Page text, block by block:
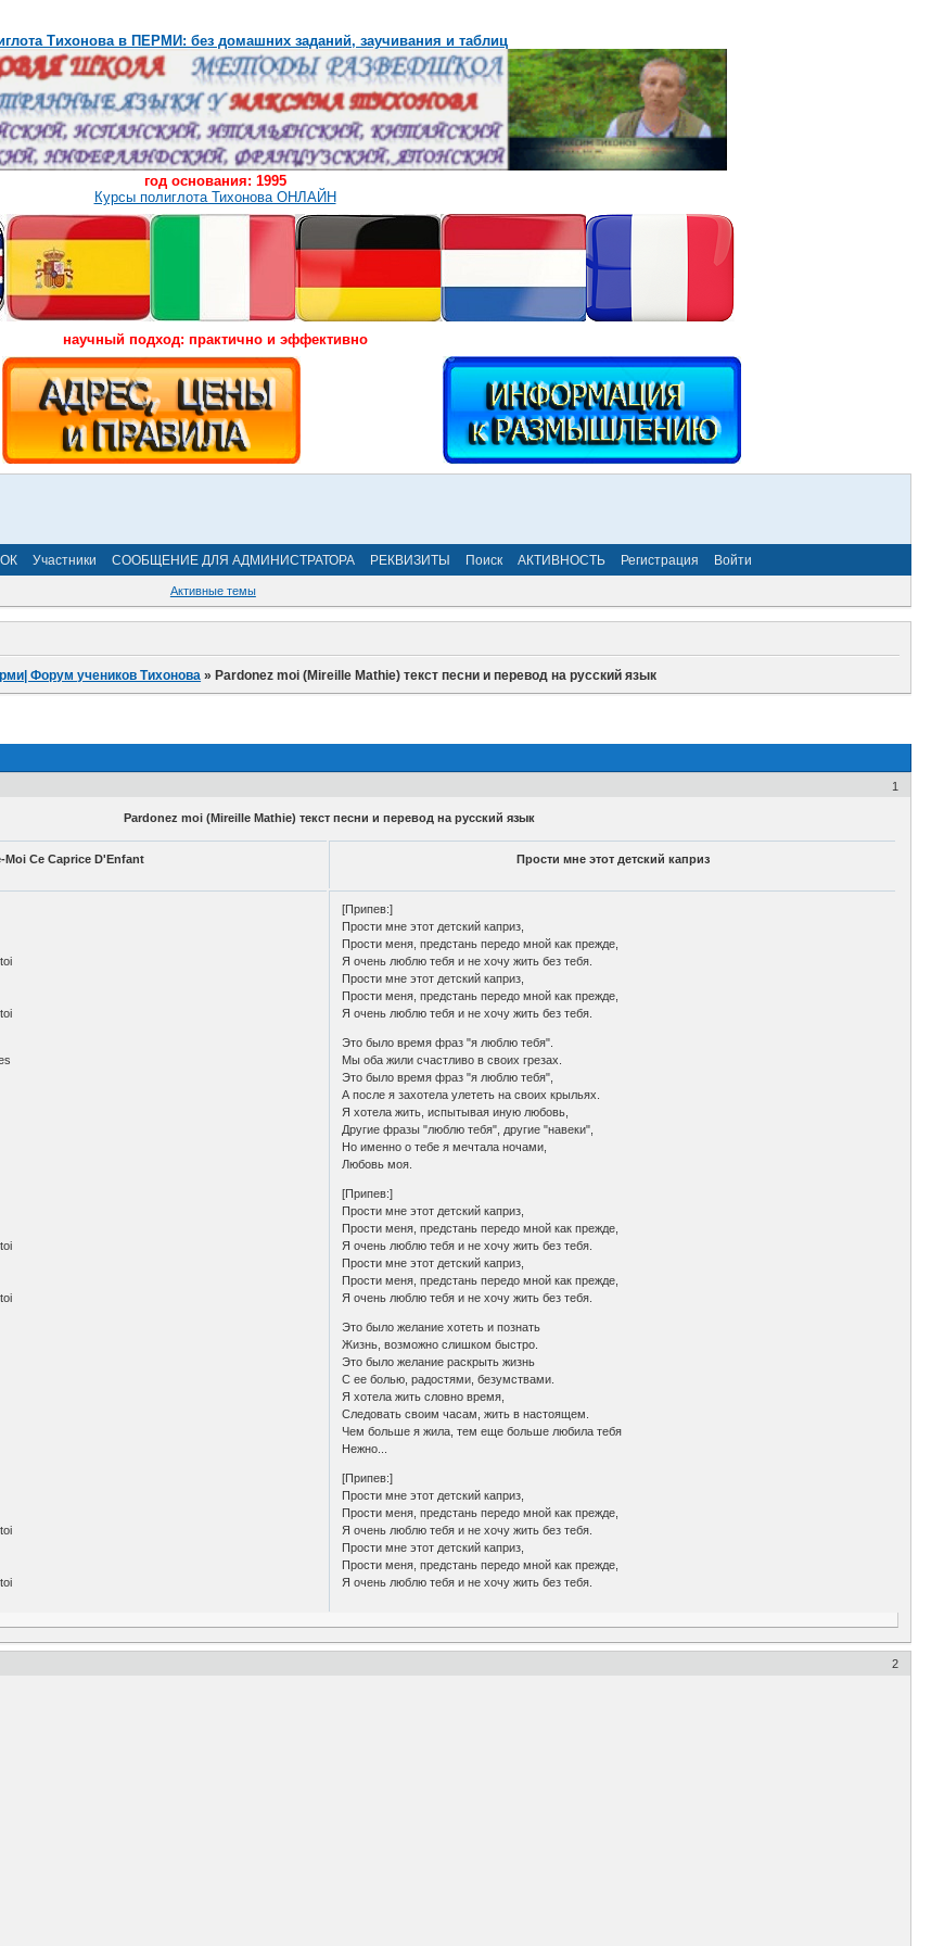
Тихонова в ПЕРМИ: без домашних заданий, заучивания и таблиц
год основания: 1995
Курсы полиглота Тихонова ОНЛАЙН
научный подход: практично и эффективно
Участники СООБЩЕНИЕ ДЛЯ АДМИНИСТРАТОРА РЕКВИЗИТЫ Поиск АКТИВНОСТЬ Регистрация Войти
Активные темы
Форум учеников Тихонова »Pardonez moi (Mireille Mathie) текст песни и перевод на русский язык
1
Pardonez moi (Mireille Mathie) текст песни и перевод на русский язык
Moi Ce Caprice D'Enfant Прости мне этот детский каприз
[Припев:]
Прости мне этот детский каприз,
Прости меня, предстань передо мной как прежде,
Я очень люблю тебя и не хочу жить без тебя.
Прости мне этот детский каприз,
Прости меня, предстань передо мной как прежде,
Я очень люблю тебя и не хочу жить без тебя.
Это было время фраз "я люблю тебя".
Мы оба жили счастливо в своих грезах.
Это было время фраз "я люблю тебя",
А после я захотела улететь на своих крыльях.
Я хотела жить, испытывая иную любовь,
Другие фразы "люблю тебя", другие "навеки",
Но именно о тебе я мечтала ночами,
Любовь моя.
[Припев:]
Прости мне этот детский каприз,
Прости меня, предстань передо мной как прежде,
Я очень люблю тебя и не хочу жить без тебя.
Прости мне этот детский каприз,
Прости меня, предстань передо мной как прежде,
Я очень люблю тебя и не хочу жить без тебя.
Это было желание хотеть и познать
Жизнь, возможно слишком быстро.
Это было желание раскрыть жизнь
С ее болью, радостями, безумствами.
Я хотела жить словно время,
Следовать своим часам, жить в настоящем.
Чем больше я жила, тем еще больше любила тебя
Нежно...
[Припев:]
Прости мне этот детский каприз,
Прости меня, предстань передо мной как прежде,
Я очень люблю тебя и не хочу жить без тебя.
Прости мне этот детский каприз,
Прости меня, предстань передо мной как прежде,
Я очень люблю тебя и не хочу жить без тебя.
2